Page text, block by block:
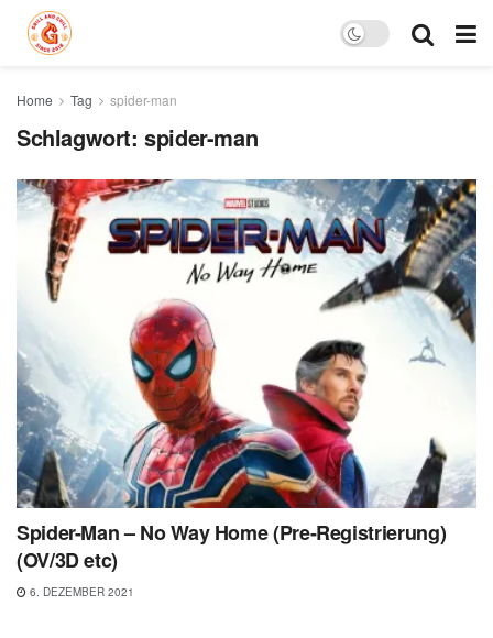
Home Tag spider-man
Schlagwort:spider-man
Spider-Man – No Way Home (Pre-Registrierung)
(OV/3D etc)
6. DEZEMBER 2021